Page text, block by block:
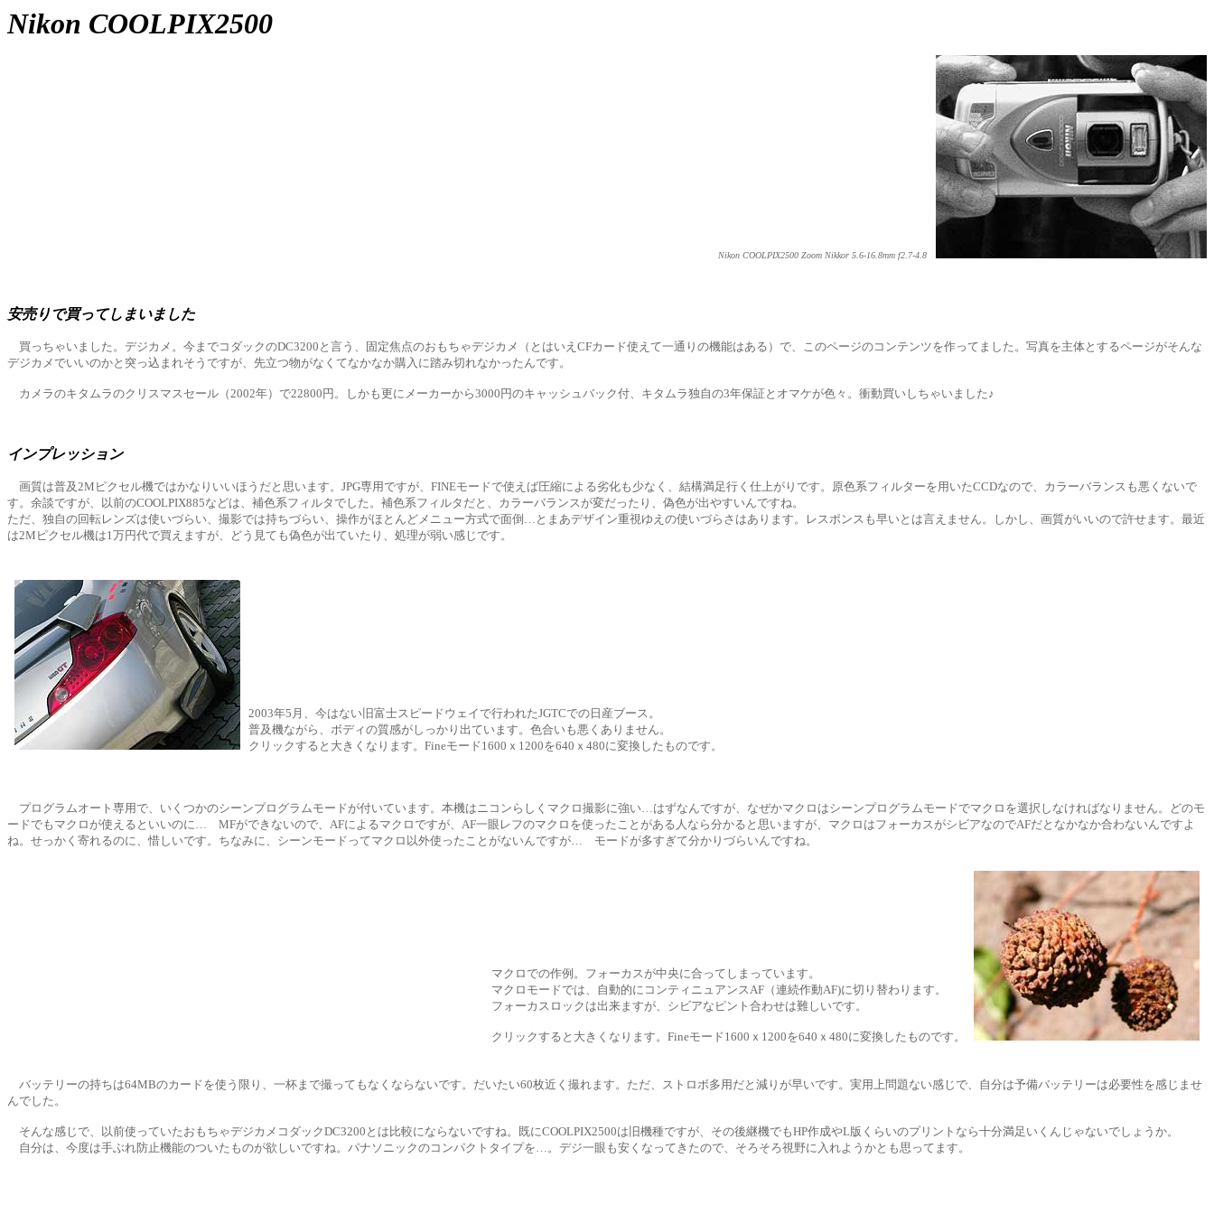
Nikon COOLPIX2500
Nikon COOLPIX2500 Zoom Nikkor 5.6-16.8mm f2.7-4.8
安売りで買ってしまいました
買っちゃいました。デジカメ。今までコダックのDC3200と言う、固定焦点のおもちゃデジカメ（とはいえCFカード使えて一通りの機能はある）で、このページのコンテンツを作ってました。写真を主体とするページがそんな
デジカメでいいのかと突っ込まれそうですが、先立つ物がなくてなかなか購入に踏み切れなかったんです。
カメラのキタムラのクリスマスセール（2002年）で22800円。しかも更にメーカーから3000円のキャッシュバック付、キタムラ独自の3年保証とオマケが色々。衝動買いしちゃいました♪
インプレッション
画質は普及2Mピクセル機ではかなりいいほうだと思います。JPG専用ですが、FINEモードで使えば圧縮による劣化も少なく、結構満足行く仕上がりです。原色系フィルターを用いたCCDなので、カラーバランスも悪くないで
す。余談ですが、以前のCOOLPIX885などは、補色系フィルタでした。補色系フィルタだと、カラーバランスが変だったり、偽色が出やすいんですね。
ただ、独自の回転レンズは使いづらい、撮影では持ちづらい、操作がほとんどメニュー方式で面倒…とまあデザイン重視ゆえの使いづらさはあります。レスポンスも早いとは言えません。しかし、画質がいいので許せます。最近
は2Mピクセル機は1万円代で買えますが、どう見ても偽色が出ていたり、処理が弱い感じです。
2003年5月、今はない旧富士スピードウェイで行われたJGTCでの日産ブース。
普及機ながら、ボディの質感がしっかり出ています。色合いも悪くありません。
クリックすると大きくなります。Fineモード1600ｘ1200を640ｘ480に変換したものです。
プログラムオート専用で、いくつかのシーンプログラムモードが付いています。本機はニコンらしくマクロ撮影に強い…はずなんですが、なぜかマクロはシーンプログラムモードでマクロを選択しなければなりません。どのモ
ードでもマクロが使えるといいのに… MFができないので、AFによるマクロですが、AF一眼レフのマクロを使ったことがある人なら分かると思いますが、マクロはフォーカスがシビアなのでAFだとなかなか合わないんですよ
ね。せっかく寄れるのに、惜しいです。ちなみに、シーンモードってマクロ以外使ったことがないんですが… モードが多すぎて分かりづらいんですね。
マクロでの作例。フォーカスが中央に合ってしまっています。
マクロモードでは、自動的にコンティニュアンスAF（連続作動AF)に切り替わります。
フォーカスロックは出来ますが、シビアなピント合わせは難しいです。
クリックすると大きくなります。Fineモード1600ｘ1200を640ｘ480に変換したものです。
バッテリーの持ちは64MBのカードを使う限り、一杯まで撮ってもなくならないです。だいたい60枚近く撮れます。ただ、ストロボ多用だと減りが早いです。実用上問題ない感じで、自分は予備バッテリーは必要性を感じませ
んでした。
そんな感じで、以前使っていたおもちゃデジカメコダックDC3200とは比較にならないですね。既にCOOLPIX2500は旧機種ですが、その後継機でもHP作成やL版くらいのプリントなら十分満足いくんじゃないでしょうか。
自分は、今度は手ぶれ防止機能のついたものが欲しいですね。パナソニックのコンパクトタイプを…。デジ一眼も安くなってきたので、そろそろ視野に入れようかとも思ってます。